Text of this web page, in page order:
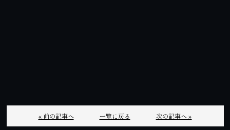
« 前の記事へ 一覧に戻る 次の記事へ »